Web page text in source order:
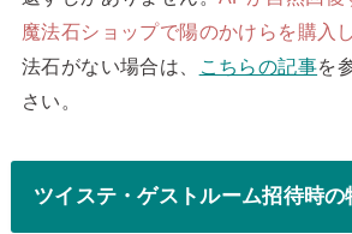
魔法石ショップで陽のかけらを購入
法石がない場合は、
こちらの記事を
さい。
ツイステ・ゲストルーム招待時の